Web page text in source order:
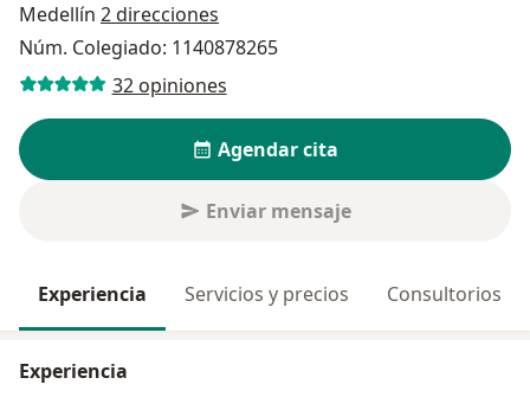
Medellín 2 direcciones
Núm. Colegiado: 1140878265
32 opiniones
Agendar cita
Enviar mensaje
Experiencia Servicios y precios Consultorios
Experiencia